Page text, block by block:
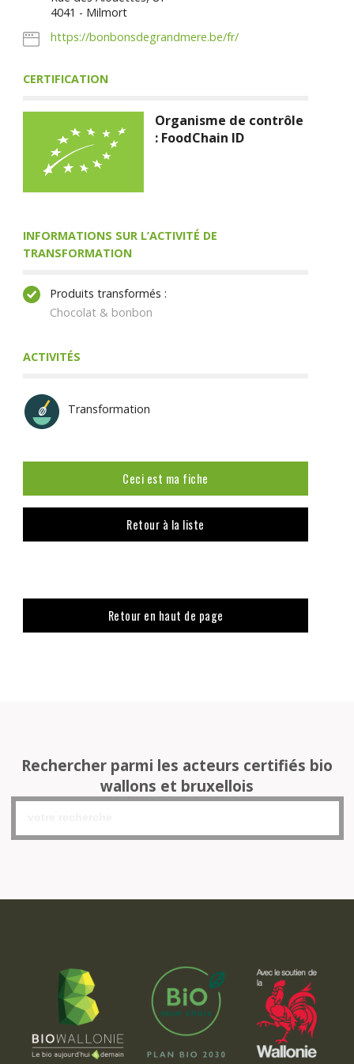
4041 - Milmort
https://bonbonsdegrandmere.be/fr/
CERTIFICATION
Organisme de contrôle
: FoodChain ID
INFORMATIONS SUR L’ACTIVITÉ DE
TRANSFORMATION
Produits transformés :
Chocolat & bonbon
ACTIVITÉS
Transformation
Ceci est ma fiche
Retour à la liste
Retour en haut de page
Rechercher parmi les acteurs certifiés bio
wallons et bruxellois